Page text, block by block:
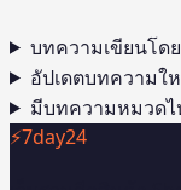
บทความเขียนโด
อัปเดตบทความใ
มีบทความหมวดไ
⚡7day24